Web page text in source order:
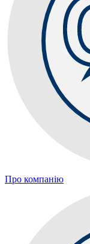
Про компанію